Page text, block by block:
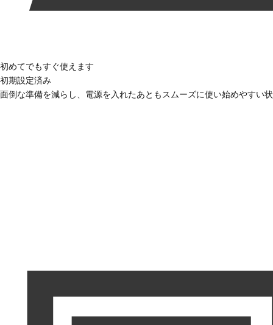
初めてでもすぐ使えます
初期設定済み
面倒な準備を減らし、電源を入れたあともスムーズに使い始めやすい